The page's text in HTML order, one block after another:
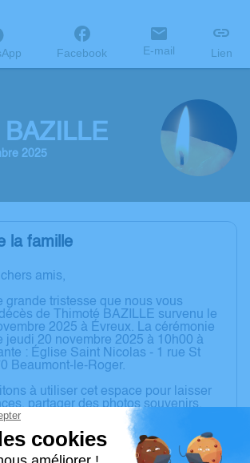
Facebook E-mail Lien
BAZILLE
2025
la famille
amis,
grande tristesse que nous vous
de Thimoté BAZILLE survenu le
2025 à Évreux. La cérémonie
jeudi 20 novembre 2025 à 10h00 à
: Église Saint Nicolas - 1 rue St
Beaumont-le-Roger.
à utiliser cet espace pour laisser
partager des photos souvenirs,
exprimer vos pensées à travers des
textes. Cet endroit est un lieu
à honorer la mémoire de Thimoté